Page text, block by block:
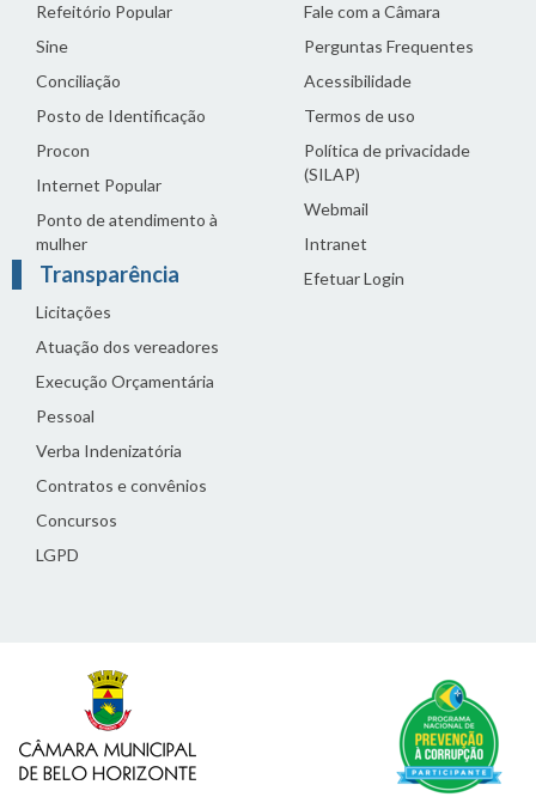
Refeitório Popular
Sine
Conciliação
Posto de Identificação
Procon
Internet Popular
Ponto de atendimento à
mulher
Transparência
Licitações
Atuação dos vereadores
Execução Orçamentária
Pessoal
Verba Indenizatória
Contratos e convênios
Concursos
LGPD
Fale com a Câmara
Perguntas Frequentes
Acessibilidade
Termos de uso
Política de privacidade
(SILAP)
Webmail
Intranet
Efetuar Login